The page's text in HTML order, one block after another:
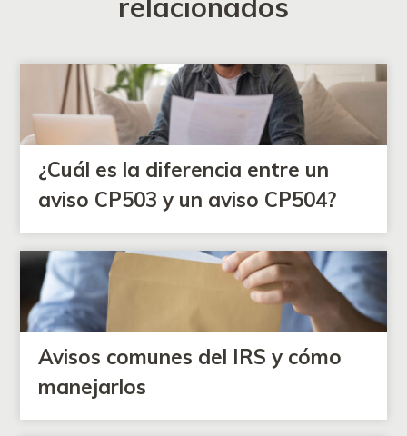
¿Cuál es la diferencia entre un
aviso CP503 y un aviso CP504?
Avisos comunes del IRS y cómo
manejarlos